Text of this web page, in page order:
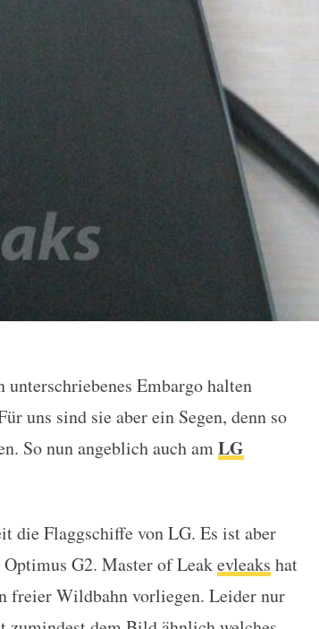
aufgetaucht?
Embargo halten
uns sind sie aber ein Segen, denn so
So nun angeblich auch amLG
die Flaggschiffe von LG. Es ist aber
G2. Master of Leakevleaks hat
freier Wildbahn vorliegen. Leider nur